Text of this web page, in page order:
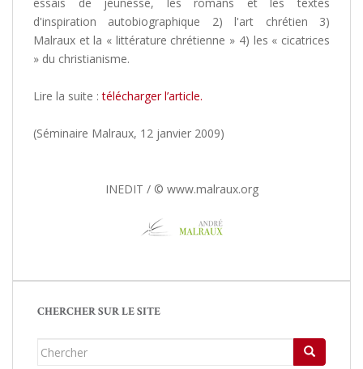
d'inspiration autobiographique 2) l'art chrétien 3)
Malraux et la « littérature chrétienne » 4) les « cicatrices
» du christianisme.
Lire la suite :télécharger l’article.
(Séminaire Malraux, 12 janvier 2009)
INEDIT / © www.malraux.org
CHERCHER SUR LE SITE
Chercher...